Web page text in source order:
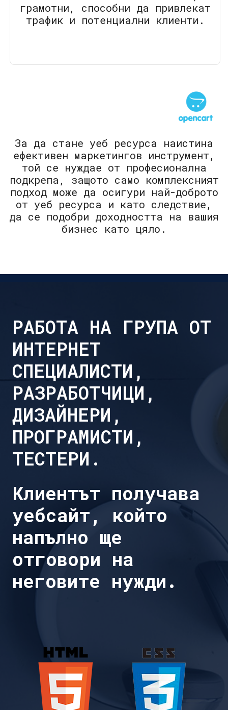
грамотни, способни да привлекат
трафик и потенциални клиенти.
За да стане уеб ресурса наистина
ефективен маркетингов инструмент,
той се нуждае от професионална
подкрепа, защото само комплексният
подход може да осигури най-доброто
от уеб ресурса и като следствие,
да се подобри доходността на вашия
бизнес като цяло.
РАБОТА НА ГРУПА ОТ
ИНТЕРНЕТ
СПЕЦИАЛИСТИ,
РАЗРАБОТЧИЦИ,
ДИЗАЙНЕРИ,
ПРОГРАМИСТИ,
ТЕСТЕРИ.
Клиентът получава
уебсайт, който
напълно ще
отговори на
неговите нужди.